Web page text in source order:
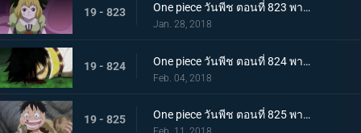
19 - 823 One piece วันพีช ตอนที่ 823 พากย์ไทย สี่จักรพรรดินอนพลิกตัวไปมา ปฏิบัติการช่วยบรู๊ค
Jan. 28, 2018
19 - 824 One piece วันพีช ตอนที่ 824 พากย์ไทย ที่ที่สัญญากัน ลูฟี่ ต่อสู้เกินขีดจำกัด
Feb. 04, 2018
19 - 825 One piece วันพีช ตอนที่ 825 พากย์ไทย คนโกหก ลูฟี่กับซันจิ